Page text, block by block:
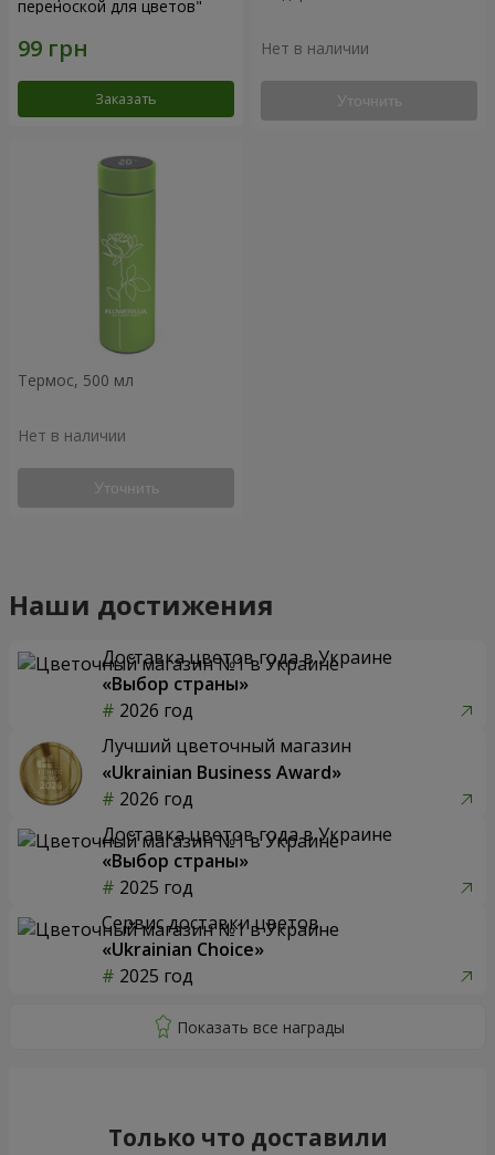
переноской для цветов"
Заказать
Нет в наличии
Уточнить
Термос, 500 мл
Нет в наличии
Уточнить
Наши достижения
Доставка цветов года в Украине
«Выбор страны»
2026 год
Лучший цветочный магазин
«Ukrainian Business Award»
2026 год
Доставка цветов года в Украине
«Выбор страны»
2025 год
Сервис доставки цветов
«Ukrainian Choice»
2025 год
Только что доставили